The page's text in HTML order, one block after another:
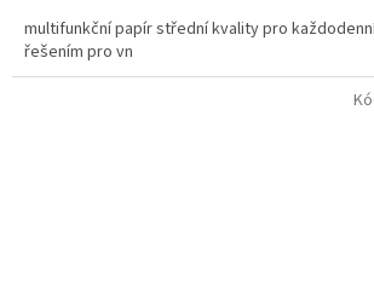
multifunkční papír střední kvality pro
řešením pro vn